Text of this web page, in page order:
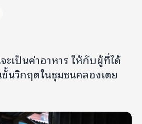
ะเป็นค่าอาหาร ให้กับผู้ที่ได้
นวิกฤตในชุมชนคลองเตย